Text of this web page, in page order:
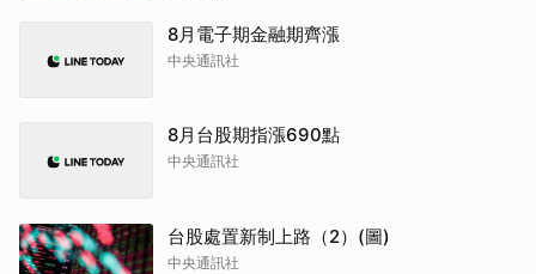
8月電子期金融期齊漲
中央通訊社
8月台股期指漲690點
中央通訊社
台股處置新制上路（2）(圖)
中央通訊社